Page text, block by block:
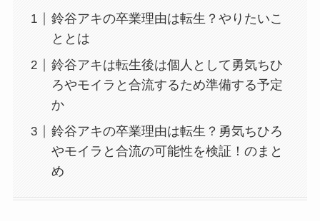
鈴谷アキの卒業理由は転生？やりたいこ
ととは
鈴谷アキは転生後は個人として勇気ちひ
ろやモイラと合流するため準備する予定
か
鈴谷アキの卒業理由は転生？勇気ちひろ
やモイラと合流の可能性を検証！のまと
め